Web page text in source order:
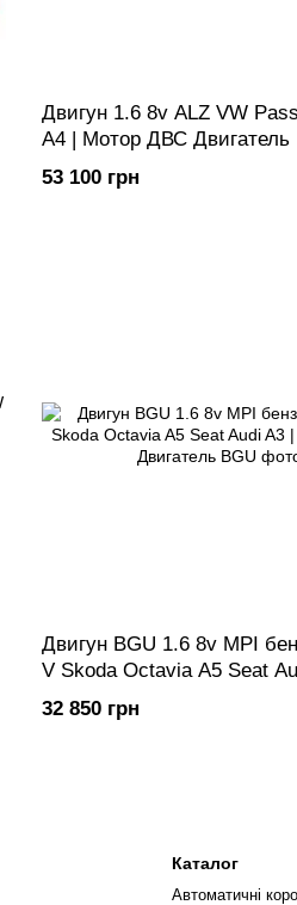
Двигун 1.6 8v ALZ VW
A4 | Мотор ДВС Двигатель
53 100 грн
Двигун BGU 1.6 8v MPI
V Skoda Octavia A5 Seat
Мотор ДВС Двигатель
32 850 грн
Каталог
Автоматичні